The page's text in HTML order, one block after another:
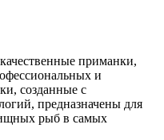
приманки,
и
созданные с
предназначены для
рыб в самых